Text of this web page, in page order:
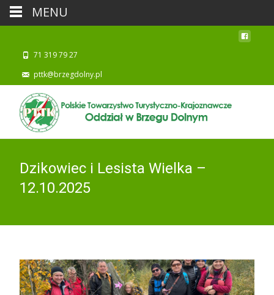
71 319 79 27
pttk@brzegdolny.pl
Dzikowiec i Lesista Wielka –
12.10.2025
MENU